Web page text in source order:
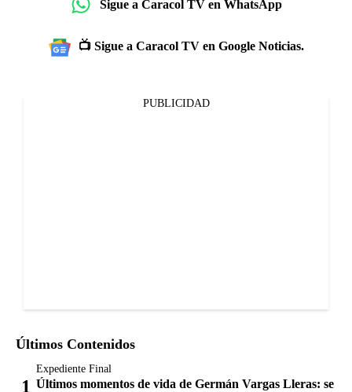
Sigue a Caracol TV en WhatsApp
📺 Sigue a Caracol TV en Google Noticias.
PUBLICIDAD
Últimos Contenidos
Expediente Final
Últimos momentos de vida de Germán Vargas Lleras: se